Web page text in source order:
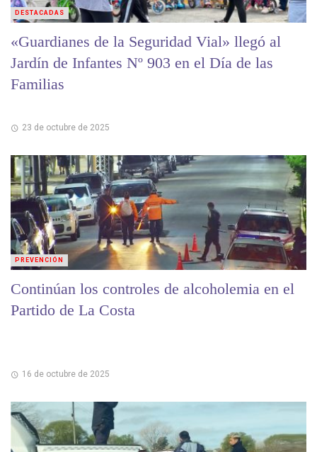
«Guardianes de la Seguridad Vial» llegó al
Jardín de Infantes Nº 903 en el Día de las
Familias
23 de octubre de 2025
DESTACADAS
Continúan los controles de alcoholemia en el
Partido de La Costa
16 de octubre de 2025
PREVENCIÓN